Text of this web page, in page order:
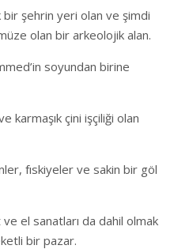
şehrin yeri olan ve şimdi
olan bir arkeolojik alan.
soyundan birine
karmaşık çini işçiliği olan
fıskiyeler ve sakin bir göl
el sanatları da dahil olmak
bir pazar.